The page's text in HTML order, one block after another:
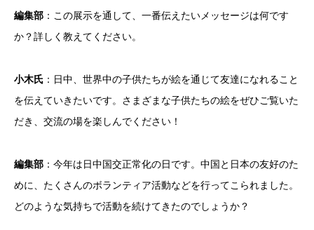
編集部 ：この展示を通して、一番伝えたいメッセージは何です
か？詳しく教えてください。
小木氏 ：日中、世界中の子供たちが絵を通じて友達になれること
を伝えていきたいです。さまざまな子供たちの絵をぜひご覧いた
だき、交流の場を楽しんでください！
編集部 ：今年は日中国交正常化の日です。中国と日本の友好のた
めに、たくさんのボランティア活動などを行ってこられました。
どのような気持ちで活動を続けてきたのでしょうか？